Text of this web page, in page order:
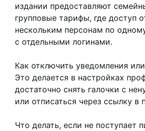
издании предоставляют
групповые тарифы, где доступ
нескольким персонам по
с отдельными логинами.
Как отключить уведомления
Это делается в настройках
достаточно снять галочки с
или отписаться через ссылку в
Что делать, если не поступает